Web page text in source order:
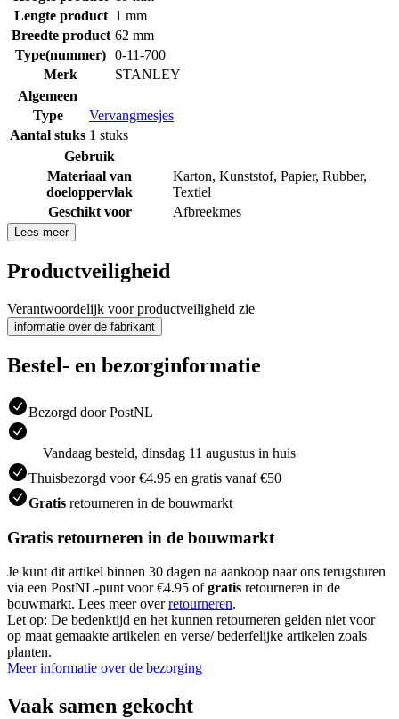
Lengte product 1 mm
Breedte product 62 mm
Type(nummer) 0-11-700
Merk
STANLEY
Algemeen
Type
Vervangmesjes
Aantal stuks 1 stuks
Gebruik
Materiaal van
doeloppervlak
Karton, Kunststof, Papier, Rubber,
Textiel
Geschikt voor
Afbreekmes
Lees meer
Productveiligheid
Verantwoordelijk voor productveiligheid zie
informatie over de fabrikant
Bestel- en bezorginformatie
Bezorgd door PostNL
Vandaag besteld, dinsdag 11 augustus in huis
Thuisbezorgd voor €4.95 en gratis vanaf €50
Gratis retourneren in de bouwmarkt
Gratis retourneren in de bouwmarkt
Je kunt dit artikel binnen 30 dagen na aankoop naar ons terugsturen
via een PostNL-punt voor €4.95 ofgratis retourneren in de
bouwmarkt. Lees meer overretourneren.
Let op: De bedenktijd en het kunnen retourneren gelden niet voor
op maat gemaakte artikelen en verse/ bederfelijke artikelen zoals
planten.
Meer informatie over de bezorging
Vaak samen gekocht